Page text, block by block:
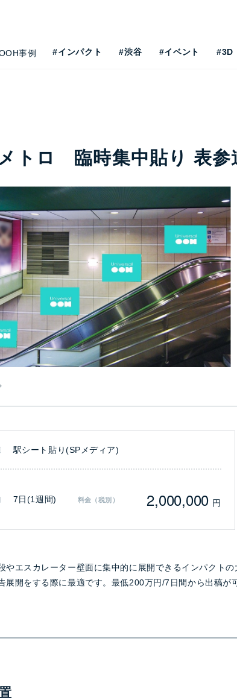
事例 #インパクト #渋谷 #イベント #3D
新事情を知りたい
トロ 臨時集中貼り 表参
駅シート貼り(SPメディア)
7日(1週間) 料金（税別） 2,000,000 円
やエスカレーター壁面に集中的に展開できるインパクト
展開をする際に最適です。最低200万円/7日間から出稿が